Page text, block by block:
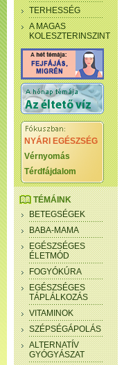
TERHESSÉG
A MAGAS
KOLESZTERINSZINT
NYÁRI EGÉSZSÉG
Vérnyomás
Térdfájdalom
TÉMÁINK
BETEGSÉGEK
BABA-MAMA
EGÉSZSÉGES
ÉLETMÓD
FOGYÓKÚRA
EGÉSZSÉGES
TÁPLÁLKOZÁS
VITAMINOK
SZÉPSÉGÁPOLÁS
ALTERNATÍV
GYÓGYÁSZAT